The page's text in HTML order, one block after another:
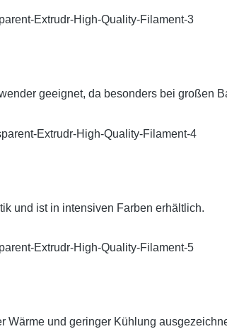
geeignet, da besonders bei
und ist in intensiven Farben erhältlich.
Wärme und geringer Kühlung